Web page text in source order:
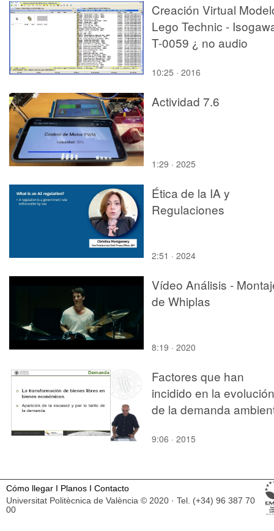
Creación Virtual
Lego Technic -
T-0059 ¿ no audio
10:25 · 2016
Actividad 7.6
1:29 · 2025
Ética de la IA y
Regulaciones
2:51 · 2024
Vídeo Análisis -
de Whiplas
8:19 · 2020
Factores que han
incidido en la evolución
de la demanda
9:06 · 2015
Cómo llegar I Planos I Contacto
Universitat Politècnica de València © 2020 · Tel. (+34) 96 387 70
00